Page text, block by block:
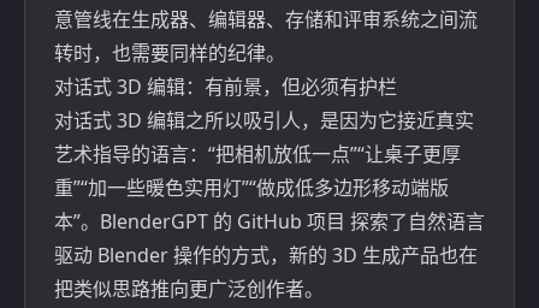
意管线在生成器、编辑器、存储和评审系统之间流
转时，也需要同样的纪律。
对话式 3D 编辑：有前景，但必须有护栏
对话式 3D 编辑之所以吸引人，是因为它接近真实
艺术指导的语言：“把相机放低一点”“让桌子更厚
重”“加一些暖色实用灯”“做成低多边形移动端版
本”。 BlenderGPT 的 GitHub 项目 探索了自然语言
驱动 Blender 操作的方式，新的 3D 生成产品也在
把类似思路推向更广泛创作者。